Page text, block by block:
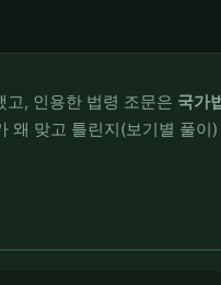
고, 인용한 법령 조문은 국가
왜 맞고 틀린지(보기별 풀이)